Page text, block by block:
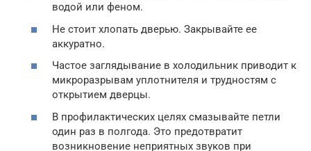
водой или феном.
Не стоит хлопать дверью. Закрывайте ее
аккуратно.
Частое заглядывание в холодильник приводит к
микроразрывам уплотнителя и трудностям с
открытием дверцы.
В профилактических целях смазывайте петли
один раз в полгода. Это предотвратит
возникновение неприятных звуков при